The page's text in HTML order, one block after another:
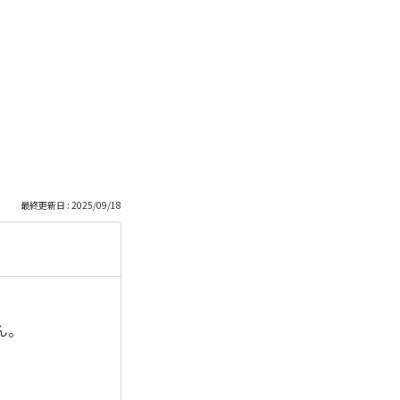
最終更新日 : 2025/09/18